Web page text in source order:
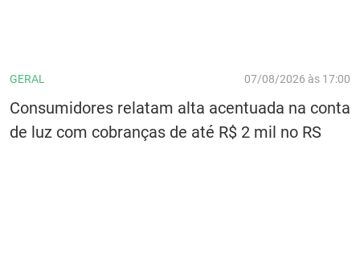
GERAL 07/08/2026 às 17:00
Consumidores relatam alta acentuada na conta
de luz com cobranças de até R$ 2 mil no RS